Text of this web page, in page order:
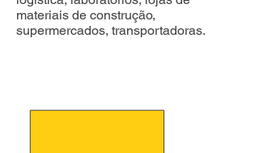
materiais de construção,
supermercados, transportadoras.